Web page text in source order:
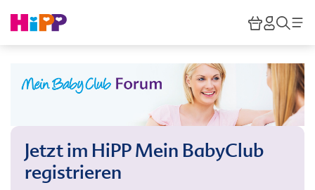
HiPP
Jetzt im HiPP Mein BabyClub
registrieren